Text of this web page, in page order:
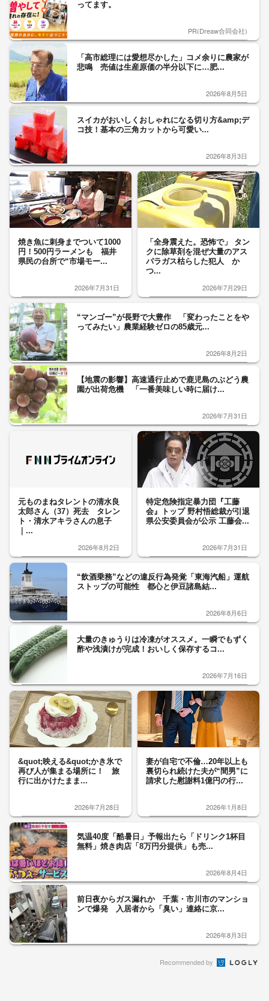
ってます。
PR(Dreaw合同会社)
「高市総理には愛想尽かした」コメ余りに農家が
悲鳴 売値は生産原価の半分以下に…肥...
2026年8月5日
スイカがおいしくおしゃれになる切り方&amp;デ
コ技！基本の三角カットから可愛い...
2026年8月3日
焼き魚に刺身までついて1000
円！500円ラーメンも 福井
県民の台所で“市場モー...
2026年7月31日
「全身震えた。恐怖で」 タン
クに除草剤を混ぜ大量のアス
パラガス枯らした犯人 か
つ...
2026年7月29日
“マンゴー”が長野で大豊作 「変わったことをや
ってみたい」農業経験ゼロの85歳元...
2026年8月2日
【地震の影響】高速通行止めで鹿児島のぶどう農
園が出荷危機 「一番美味しい時に届け...
2026年7月31日
元ものまねタレントの清水良
太郎さん（37）死去 タレン
ト・清水アキラさんの息子
｜...
2026年8月2日
特定危険指定暴力団『工藤
会』トップ 野村悟総裁が引退
県公安委員会が公示 工藤会...
2026年7月31日
“飲酒乗務”などの違反行為発覚「東海汽船」運航
ストップの可能性 都心と伊豆諸島結...
2026年8月6日
大量のきゅうりは冷凍がオススメ。一瞬でもずく
酢や浅漬けが完成！おいしく保存するコ...
2026年7月16日
&quot;映える&quot;かき氷で
再び人が集まる場所に！ 旅
行に出かけたまま...
2026年7月28日
妻が自宅で不倫…20年以上も
裏切られ続けた夫が“間男”に
請求した慰謝料1億円の行...
2026年1月8日
気温40度「酷暑日」予報出たら「ドリンク1杯目
無料」焼き肉店「8万円分提供」も売...
2026年8月4日
前日夜からガス漏れか 千葉・市川市のマンショ
ンで爆発 入居者から「臭い」連絡に京...
2026年8月3日
Recommended by